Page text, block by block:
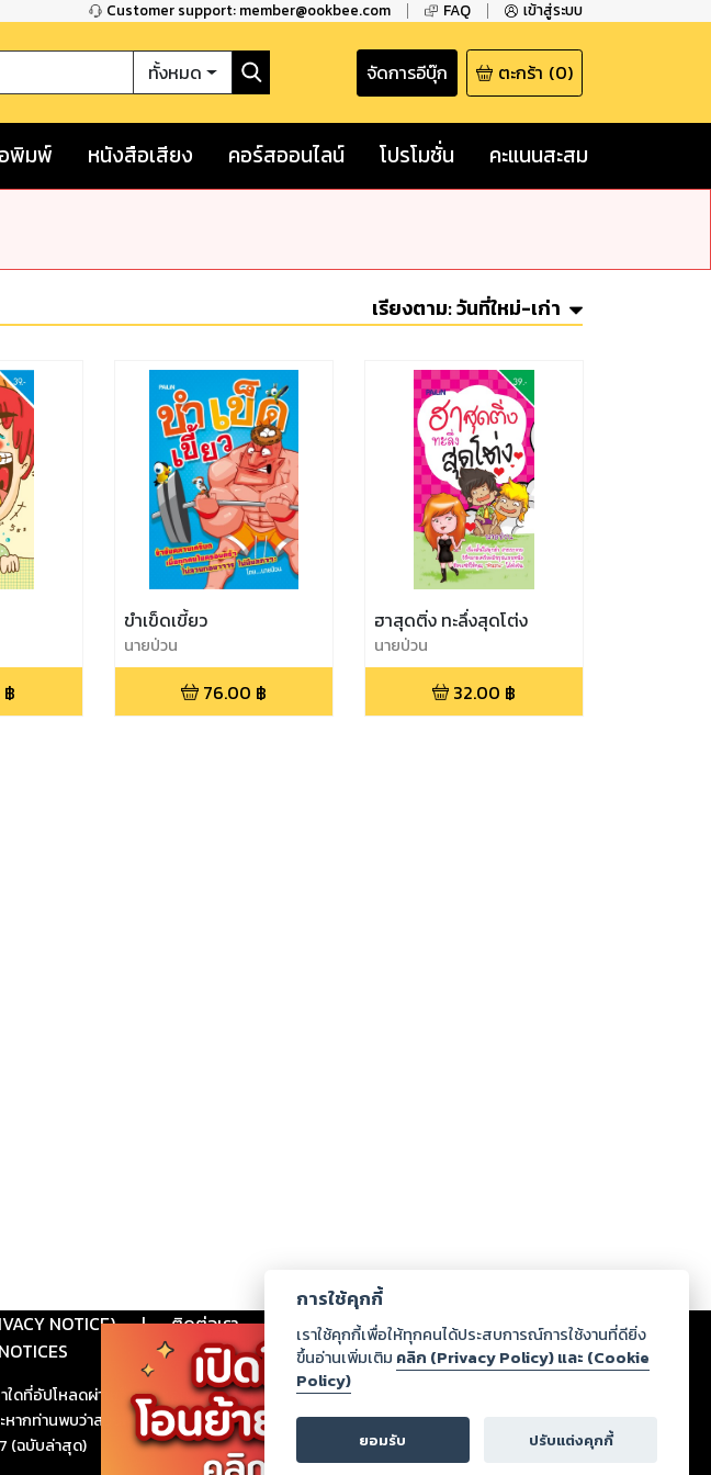
Customer support: member@ookbee.com FAQ เข้าสู่ระบบ
ทั้งหมด จัดการอีบุ๊ก ตะกร้า (0)
พิมพ์ หนังสือเสียง คอร์สออนไลน์ โปรโมชั่น คะแนนสะสม
เรียงตาม:วันที่ใหม่-เก่า
฿
ขำเข็ดเขี้ยว
นายป่วน
76.00 ฿
ฮาสุดติ่ง ทะลึ่งสุดโต่ง
นายป่วน
32.00 ฿
NOTICE) | ติดต่อเรา ร่วมงานกับเรา ดาวน์โหลด
อัปโหลดผ่านเว็บไซต์และปรากฏว่าละเมิดสิทธิในทรัพย์สินทางปัญญาของบุคคลอื่นหรือ
กท่านพบว่าส่วนหนึ่งส่วนใดขัดต่อกฎหมายและศีลธรรม กรุณาแจ้งมายังบริษัท เพื่อทีม
(ฉบับล่าสุด)
การใช้คุกกี้
เราใช้คุกกี้เพื่อให้ทุกคนได้ประสบการณ์การใช้งานที่ดียิ่ง
ขึ้นอ่านเพิ่มเติม คลิก (Privacy Policy) และ (Cookie
Policy)
ยอมรับ ปรับแต่งคุกกี้